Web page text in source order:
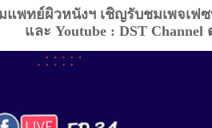
แพทย์ผิวหนังฯ เชิญรับชมเพจเฟซ
และ Youtube : DST Channel